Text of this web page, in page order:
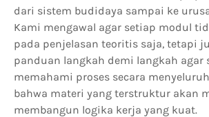
dari sistem budidaya sampai ke
Kami mengawal agar setiap modul
pada penjelasan teoritis saja, tetapi
panduan langkah demi langkah agar
memahami proses secara
bahwa materi yang terstruktur akan
membangun logika kerja yang kuat.